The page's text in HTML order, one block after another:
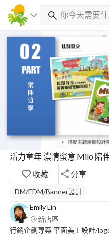
活力童年 濃情蜜意 Milo 陪
收藏
分享
DM/EDM/Banner設計
Emily Lin
新店區
行銷企劃專案 平面美工設計/